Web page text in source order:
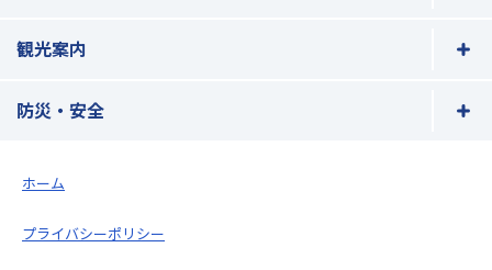
観光案内
防災・安全
ホーム
プライバシーポリシー